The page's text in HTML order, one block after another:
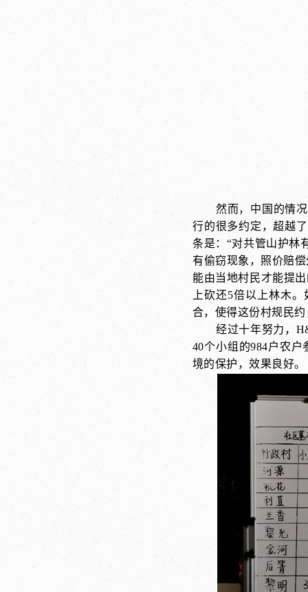
然而，中国的情
行的很多约定，超越
条是：“对共管山护林
有偷窃现象，照价赔
能由当地村民才能提
上砍还5倍以上林木
合，使得这份村规民
经过十年努力，
40个小组的984户农
境的保护，效果良好。